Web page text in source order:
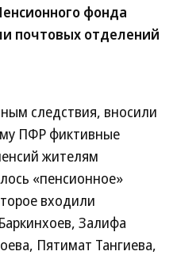
фонда
почтовых отделений
следствия, вносили
ПФР фиктивные
жителям
«пенсионное»
входили
Залифа
Пятимат Тангиева,